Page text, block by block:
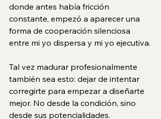
donde antes había fricción
constante, empezó a aparecer una
forma de cooperación silenciosa
entre mi yo dispersa y mi yo ejecutiva.
Tal vez madurar profesionalmente
también sea esto: dejar de intentar
corregirte para empezar a diseñarte
mejor. No desde la condición, sino
desde sus potencialidades.